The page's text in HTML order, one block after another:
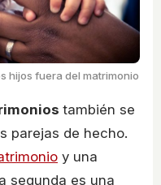
hijos fuera del matrimonio
también se
parejas de hecho.
y una
segunda es una